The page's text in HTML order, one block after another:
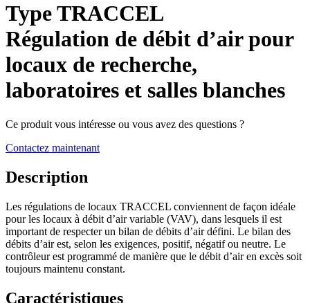
Type TRACCEL
Régulation de débit d’air pour
locaux de recherche,
laboratoires et salles blanches
Ce produit vous intéresse ou vous avez des questions ?
Contactez maintenant
Description
Les régulations de locaux TRACCEL conviennent de façon idéale
pour les locaux à débit d’air variable (VAV), dans lesquels il est
important de respecter un bilan de débits d’air défini. Le bilan des
débits d’air est, selon les exigences, positif, négatif ou neutre. Le
contrôleur est programmé de manière que le débit d’air en excès soit
toujours maintenu constant.
Caractéristiques